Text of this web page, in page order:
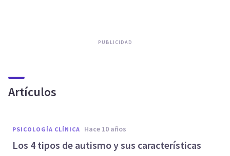
PUBLICIDAD
Artículos
PSICOLOGÍA CLÍNICA hace 10 años
Los 4 tipos de autismo y sus características